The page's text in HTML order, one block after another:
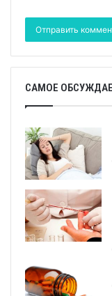
САМОЕ